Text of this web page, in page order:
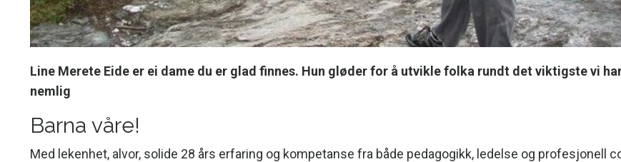
Line Merete Eide er ei dame du er glad finnes. Hun gløder for å utvikle folka rundt det viktigste vi
nemlig
Barna våre!
Med lekenhet, alvor, solide 28 års erfaring og kompetanse fra både pedagogikk, ledelse og profesjonell